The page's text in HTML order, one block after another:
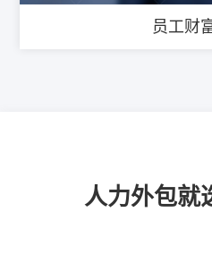
员工财
人力外包就